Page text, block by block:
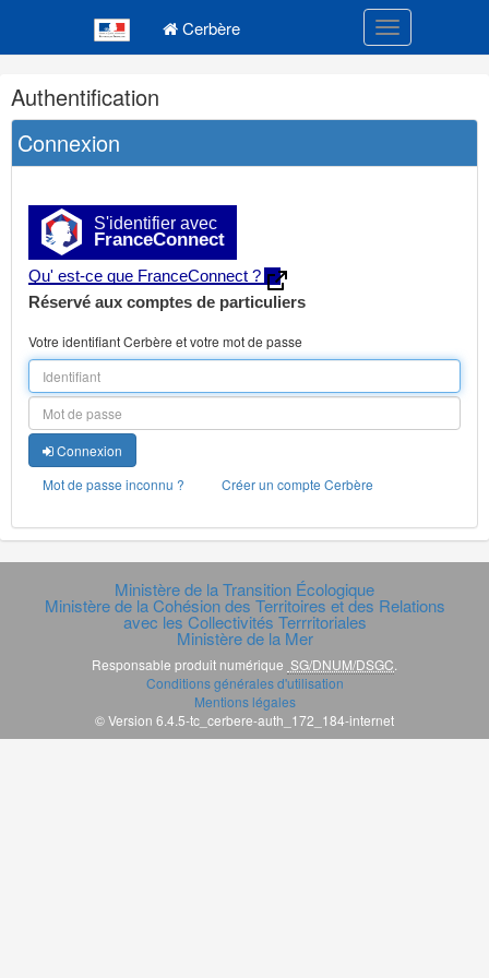
Cerbère Toggle
Navigation
et
outils
annexes
Authentification
Connexion
S'identifier avec
FranceConnect
Qu' est-ce que FranceConnect ?
Réservé aux comptes de particuliers
Votre identifiant Cerbère et votre mot de passe
Connexion
Mot de passe inconnu ?
Créer un compte Cerbère
Ministère de la Transition Écologique
Ministère de la Cohésion des Territoires et des Relations
avec les Collectivités Terrritoriales
Ministère de la Mer
Responsable produit numérique SG/DNUM/DSGC.
Conditions générales d'utilisation
Mentions légales
© Version 6.4.5-tc_cerbere-auth_172_184-internet